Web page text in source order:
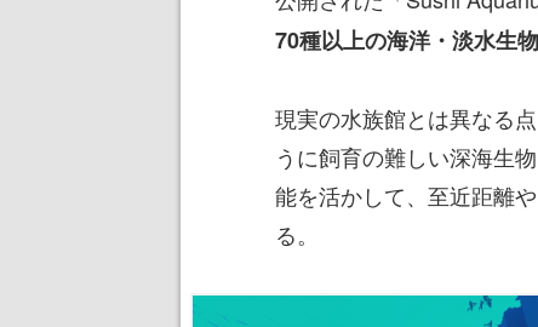
70種以上の海洋・淡水生
現実の水族館とは異なる
うに飼育の難しい深海生
能を活かして、至近距離
る。